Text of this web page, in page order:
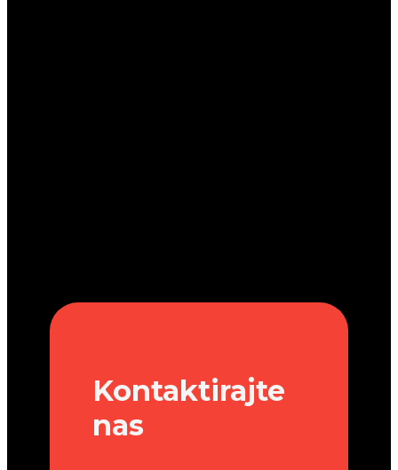
Kontaktirajte
nas